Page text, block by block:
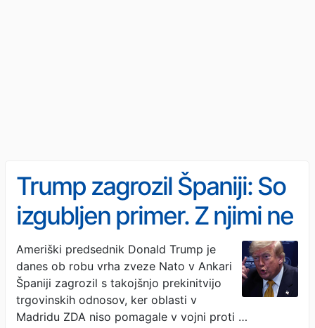
Trump zagrozil Španiji: So
izgubljen primer. Z njimi ne
želimo ničesar več.
Ameriški predsednik Donald Trump je
danes ob robu vrha zveze Nato v Ankari
Španiji zagrozil s takojšnjo prekinitvijo
trgovinskih odnosov, ker oblasti v
Madridu ZDA niso pomagale v vojni proti …